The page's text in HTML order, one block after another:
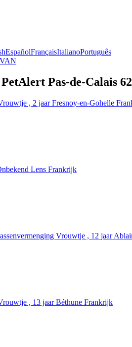
EspañolFrançaisItalianoPortuguês
Pas-de-Calais 62